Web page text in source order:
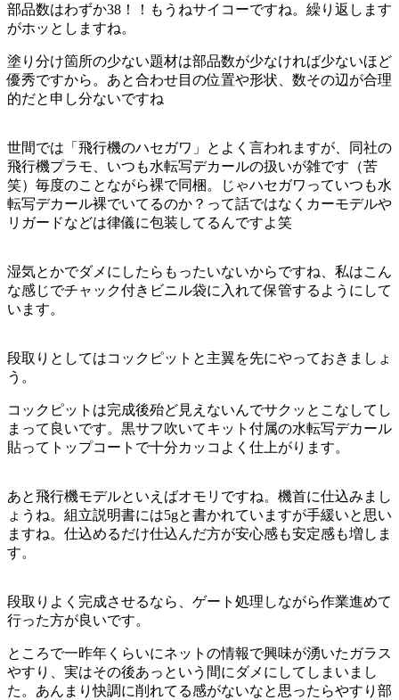
部品数はわずか38！！もうねサイコーですね。繰り返します
がホッとしますね。
塗り分け箇所の少ない題材は部品数が少なければ少ないほど
優秀ですから。あと合わせ目の位置や形状、数その辺が合理
的だと申し分ないですね
世間では「飛行機のハセガワ」とよく言われますが、同社の
飛行機プラモ、いつも水転写デカールの扱いが雑です（苦
笑）毎度のことながら裸で同梱。じゃハセガワっていつも水
転写デカール裸でいてるのか？って話ではなくカーモデルや
リガードなどは律儀に包装してるんですよ笑
湿気とかでダメにしたらもったいないからですね、私はこん
な感じでチャック付きビニル袋に入れて保管するようにして
います。
段取りとしてはコックピットと主翼を先にやっておきましょ
う。
コックピットは完成後殆ど見えないんでサクッとこなしてし
まって良いです。黒サフ吹いてキット付属の水転写デカール
貼ってトップコートで十分カッコよく仕上がります。
あと飛行機モデルといえばオモリですね。機首に仕込みまし
ょうね。組立説明書には5gと書かれていますが手緩いと思い
ますね。仕込めるだけ仕込んだ方が安心感も安定感も増しま
す。
段取りよく完成させるなら、ゲート処理しながら作業進めて
行った方が良いです。
ところで一昨年くらいにネットの情報で興味が湧いたガラス
やすり、実はその後あっという間にダメにしてしまいまし
た。あんまり快調に削れてる感がないなと思ったらやすり部